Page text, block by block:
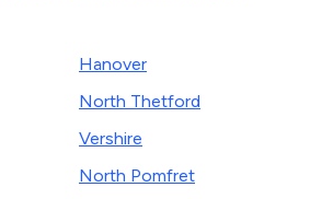
Hanover
North Thetford
Vershire
North Pomfret